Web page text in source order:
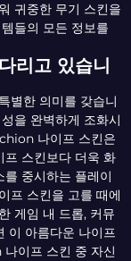
귀중한 무기 스킨을
들의 모든 정보를
리고 있습니
별한 의미를 갖습니
을 완벽하게 조화시
나이프 스킨은
프 스킨보다 더욱 화
중시하는 플레이
프 스킨을 고를 때에
게임 내 드롭, 커뮤
이 아름다운 나이프
이프 스킨 중 자신